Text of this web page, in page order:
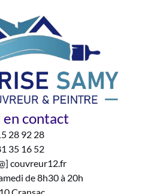
contact
28 92 28
35 16 52
couvreur12.fr
de 8h30 à 20h